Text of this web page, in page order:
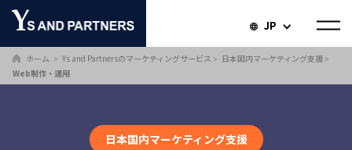
JP
ホーム ＞ Ys and Partnersのマーケティングサービス ＞ 日本国内マーケティング支援 ＞
Web制作・運用
日本国内マーケティング支援